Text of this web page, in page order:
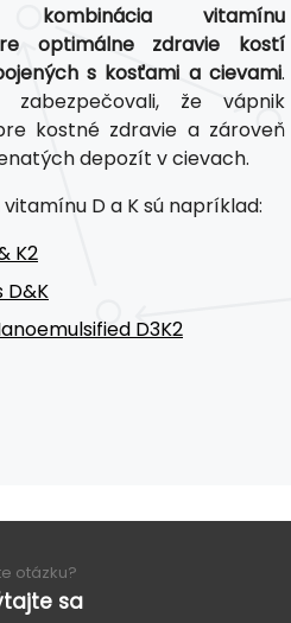
kombinácia vitamínu
optimálne zdravie kostí
s kosťami a cievami.
že vápnik
kostné zdravie a zároveň
depozít v cievach.
D a K sú napríklad:
K2
D&K
D3K2
otázku?
sa